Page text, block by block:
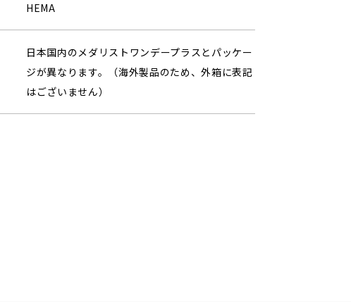
HEMA
日本国内のメダリストワンデープラスとパッケー
ジが異なります。（海外製品のため、外箱に表記
はございません）